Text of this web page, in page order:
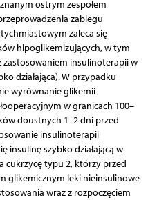
ostrym zespołem
zabiegu
zaleca się
hipoglikemizujących, w tym
zastosowaniem insulinoterapii w
działająca). W przypadku
wyrównanie glikemii
w granicach 100–
doustnych 1–2 dni przed
insulinoterapii
insulinę szybko działającą w
cukrzycę typu 2, którzy przed
glikemicznym leki nieinsulinowe
wraz z rozpoczęciem